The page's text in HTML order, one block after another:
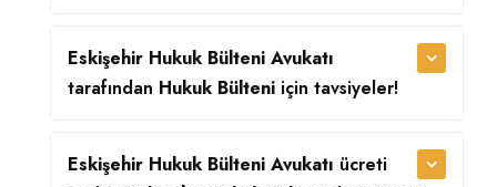
Eskişehir Hukuk Bülteni Avukatı
tarafından Hukuk Bülteni için tavsiyeler!
Eskişehir Hukuk Bülteni Avukatı ücreti